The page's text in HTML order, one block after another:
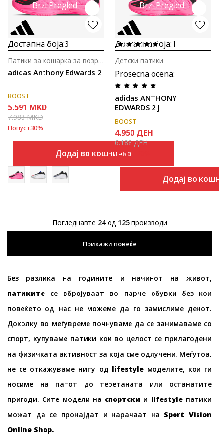
Brzi Pregled
Достапна боја:3
adidas Anthony Edwards 2
Патики за кошарка за возрасни
BOOST
5.591 MKD
7.988MKD
Попуст30%
Додај во кошничка
Brzi Pregled
Достапна боја:1
Prosecna ocena:
adidas ANTHONY
EDWARDS 2 J
Детски патики
BOOST
4.950 ДЕН
6.188ДЕН
Попуст
Додај во
Погледнавте 24од 125производи
Прикажи повеќе
Без разлика на годините и начинот на живот,
патиките се вбројуваат во парче обувки без кои
повеќето од нас не можеме да го замислиме денот.
Доколку во меѓувреме почнуваме да се занимаваме со
спорт, купуваме патики кои во целост се прилагодени
на физичката активност за која сме одлучени. Меѓутоа,
не се откажуваме ниту од lifestyleмоделите, кои ги
носиме на патот до теретаната или останатите
пригоди. Сите модели на спортски и lifestyleпатики
можат да се пронајдат и нарачаат на Sport Vision
Online Shop.